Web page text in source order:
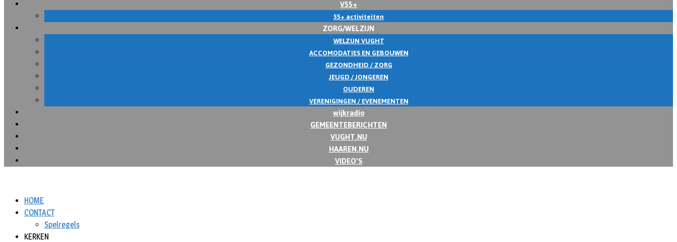
V55+
55+ activiteiten
ZORG/WELZIJN
WELZIJN VUGHT
ACCOMODATIES EN GEBOUWEN
GEZONDHEID / ZORG
JEUGD / JONGEREN
OUDEREN
VERENIGINGEN / EVENEMENTEN
wijkradio
GEMEENTEBERICHTEN
VUGHT.NU
HAAREN.NU
VIDEO’S
HOME
CONTACT
Spelregels
KERKEN